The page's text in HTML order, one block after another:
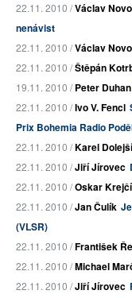
22.11. 2010 /Václav
nenávist
22.11. 2010 /Václav
22.11. 2010 /Štěpán
19.11. 2010 /Peter Duhan
22.11. 2010 /Ivo V. Fencl
Prix Bohemia Radio
22.11. 2010 /Karel Dolejší
22.11. 2010 /Jiří Jírovec
22.11. 2010 /Oskar Krejčí
22.11. 2010 /Jan Čulík
(VLSR)
22.11. 2010 /František
22.11. 2010 /Michael
22.11. 2010 /Jiří Jírovec